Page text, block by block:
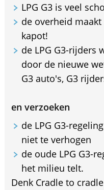
LPG G3 is veel
de overheid
kapot!
de LPG G3-rijders
door de nieuwe
G3 auto's, G3
en verzoeken
de LPG G3-
niet te verhogen
de oude LPG G3-
het milieu telt.
Denk Cradle to